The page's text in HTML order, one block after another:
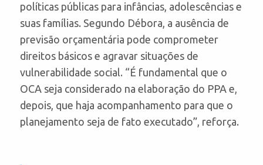
políticas públicas para infâncias, adolescências e
suas famílias. Segundo Débora, a ausência de
previsão orçamentária pode comprometer
direitos básicos e agravar situações de
vulnerabilidade social. “É fundamental que o
OCA seja considerado na elaboração do PPA e,
depois, que haja acompanhamento para que o
planejamento seja de fato executado”, reforça.